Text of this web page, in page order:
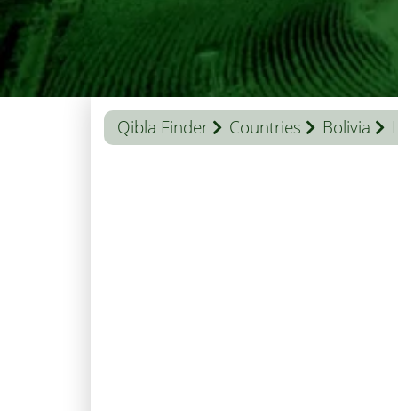
Qibla Finder Countries Bolivia